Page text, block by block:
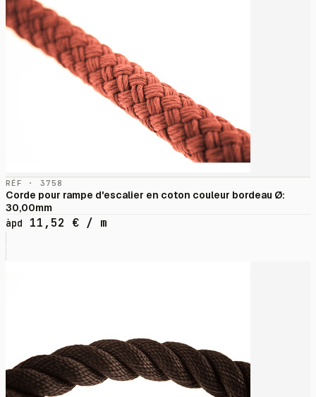
RÉF · 3758
Corde pour rampe d'escalier en coton couleur bordeau Ø:
30,00mm
àpd
11,52 € / m